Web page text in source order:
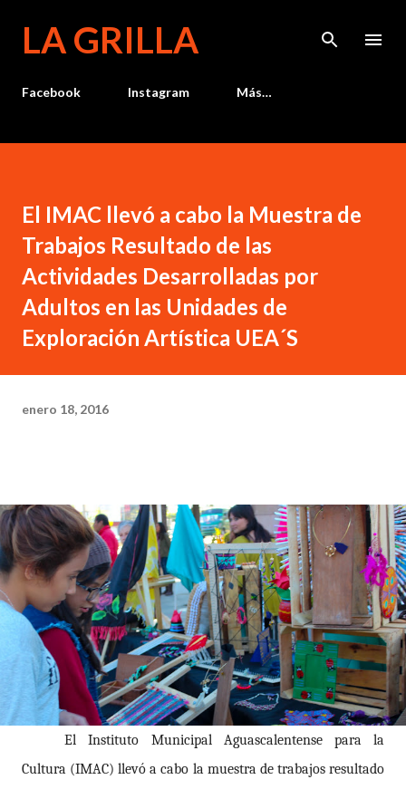
LA GRILLA
Facebook Instagram Más…
El IMAC llevó a cabo la Muestra de
Trabajos Resultado de las
Actividades Desarrolladas por
Adultos en las Unidades de
Exploración Artística UEA´S
enero 18, 2016
El Instituto Municipal Aguascalentense para la
Cultura (IMAC) llevó a cabo la muestra de trabajos resultado